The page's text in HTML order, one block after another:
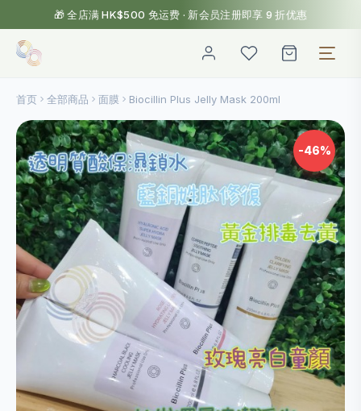
🎁 全店满 HK$500 免运费 · 新会员注册即享 9 折优惠
首页 全部商品 面膜 Biocillin Plus Jelly Mask 200ml
-46%